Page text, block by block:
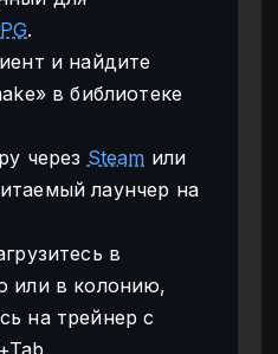
.
и найдите
в библиотеке
через Steam или
лаунчер на
в
или в колонию,
на трейнер с